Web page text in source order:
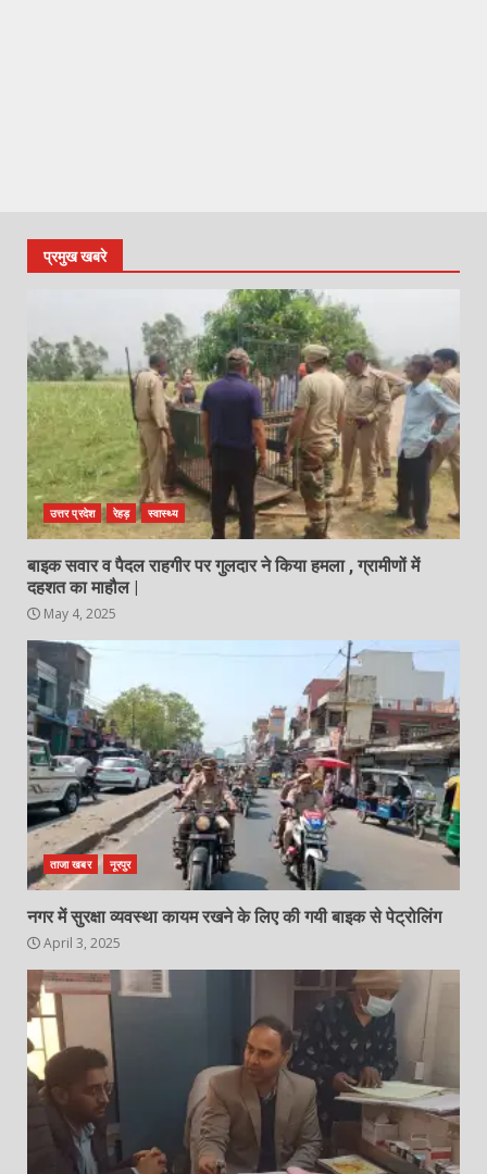
प्रमुख खबरे
उत्तर प्रदेश रेहड़ स्वास्थ्य
बाइक सवार व पैदल राहगीर पर गुलदार ने किया हमला , ग्रामीणों में
दहशत का माहौल |
May 4, 2025
ताजा खबर नूरपुर
नगर में सुरक्षा व्यवस्था कायम रखने के लिए की गयी बाइक से पेट्रोलिंग
April 3, 2025